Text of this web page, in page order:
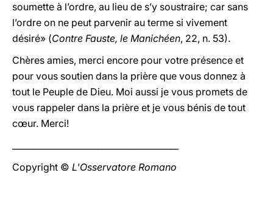
soumette à l’ordre, au lieu de s’y soustraire; car sans
l’ordre on ne peut parvenir au terme si vivement
désiré» (Contre Fauste, le Manichéen, 22, n. 53).
Chères amies, merci encore pour votre présence et
pour vous soutien dans la prière que vous donnez à
tout le Peuple de Dieu. Moi aussi je vous promets de
vous rappeler dans la prière et je vous bénis de tout
cœur. Merci!
Copyright © L'Osservatore Romano